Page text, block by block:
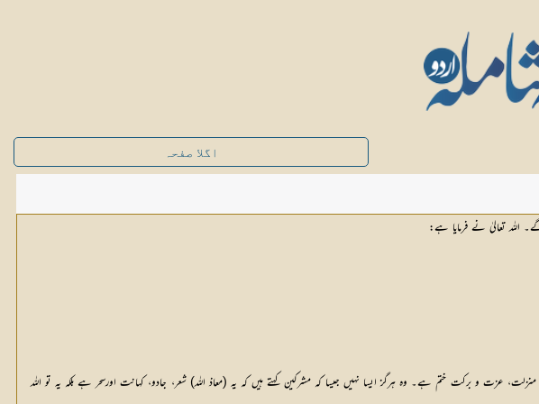
اگلا صفحہ
اللہ تعالیٰ نے فرمایا ہے:
عزت و برکت ختم ہے۔ وہ ہرگز ایسا نہیں جیسا کہ مشرکین کہتے ہیں کہ یہ (معاذ اللہ) شعر، جادو، کہانت اورسحر ہے بلکہ یہ تو اللہ